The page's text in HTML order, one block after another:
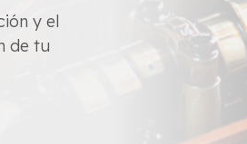
y el
de tu